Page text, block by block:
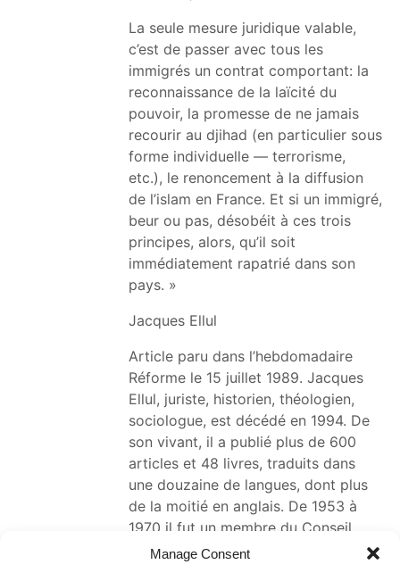
Manage Consent
La seule mesure juridique valable,
c’est de passer avec tous les
immigrés un contrat comportant: la
reconnaissance de la laïcité du
pouvoir, la promesse de ne jamais
recourir au djihad (en particulier sous
forme individuelle — terrorisme,
etc.), le renoncement à la diffusion
de l’islam en France. Et si un immigré,
beur ou pas, désobéit à ces trois
principes, alors, qu’il soit
immédiatement rapatrié dans son
pays. »
Jacques Ellul
Article paru dans l’hebdomadaire
Réforme le 15 juillet 1989. Jacques
Ellul, juriste, historien, théologien,
sociologue, est décédé en 1994. De
son vivant, il a publié plus de 600
articles et 48 livres, traduits dans
une douzaine de langues, dont plus
de la moitié en anglais. De 1953 à
1970 il fut un membre du Conseil
National de l’Eglise Protestante